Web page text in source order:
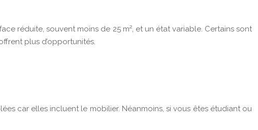
réduite, souvent moins de 25 m², et un état variable. Certains sont
plus d’opportunités.
car elles incluent le mobilier. Néanmoins, si vous êtes étudiant ou